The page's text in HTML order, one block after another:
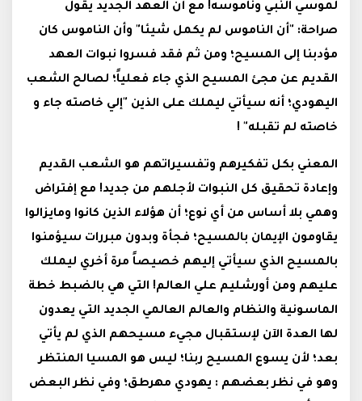
لموسي النبي وناموسه! مع أن العهد الجديد يقول
صراحة: "أن الناموس لم يكمل شيئا" وأن الناموس كان
مؤدبنا إلى المسيح؛ ومن ثم فقد فسروا نبوات العهد
القديم عن مجئ المسيح الذي جاء فعلياً؛ لصالح الشعب
اليهودي؛ أنه سيأتي ليملك على الذين "إلي خاصته جاء و
خاصته لم تقبله" !
المعني بكل تفكيرهم وتفسيراتهم هو الشعب القديم
وإعادة تحقيق كل النبوات لأجلهم من جديد! مع إفتراض
وهمي بلا أساس من أي نوع؛ أن هؤلاء الذين كانوا ومايزالوا
يقاومون الإيمان بالمسيح؛ فجأة وبدون مبررات سيؤمنوا
بالمسيح الذي سيأتي إليهم خصيصاً مرة أخري ليملك
عليهم ومن أورشليم علي العالم! التي هي بالضبط خطة
الماسونية والنظام والعالم العالمي الجديد التي يعدون
لها العدة الآن لإستقبال مجيء مسيحهم الذي لم يأتي
بعد؛ لأن يسوع المسيح ربنا؛ ليس هو المسيا المنتظر
وهو في نظر بعضهم : يهودي مهرطق؛ وفي نظر البعض